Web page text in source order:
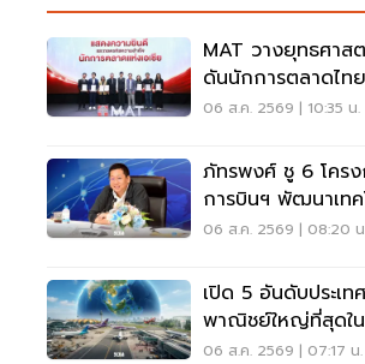
MAT วางยุทธศาส
ดันนักการตลาดไท
06 ส.ค. 2569 | 10:35 น.
ภัทรพงศ์ ชู 6 โคร
การบินฯ พัฒนาเทค
อากาศ การบินยุคให
06 ส.ค. 2569 | 08:20
เปิด 5 อันดับประเ
พาณิชย์ใหญ่ที่สุดใ
เวียดนามแซงไทยแล้ว
06 ส.ค. 2569 | 07:17 น.